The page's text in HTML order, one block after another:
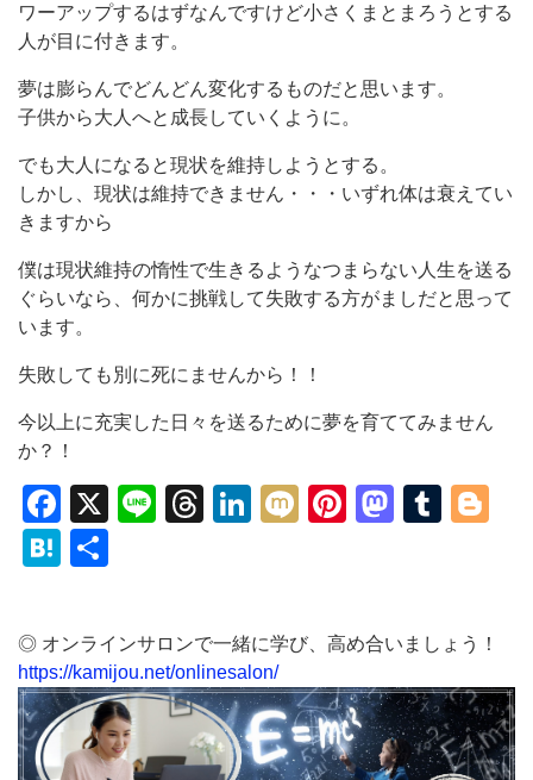
ワーアップするはずなんですけど小さくまとまろうとする
人が目に付きます。
夢は膨らんでどんどん変化するものだと思います。
子供から大人へと成長していくように。
でも大人になると現状を維持しようとする。
しかし、現状は維持できません・・・いずれ体は衰えてい
きますから
僕は現状維持の惰性で生きるようなつまらない人生を送る
ぐらいなら、何かに挑戦して失敗する方がましだと思って
います。
失敗しても別に死にませんから！！
今以上に充実した日々を送るために夢を育ててみません
か？！
Facebook
X LineThreads
LinkedIn
MixiPinterest
Hatena
◎ オンラインサロンで一緒に学び、高め合いましょう！
https://kamijou.net/onlinesalon/